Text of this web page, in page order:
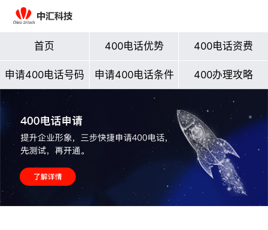
首页 400电话优势 400电话资费
申请400电话号码 申请400电话条件 400办理攻略